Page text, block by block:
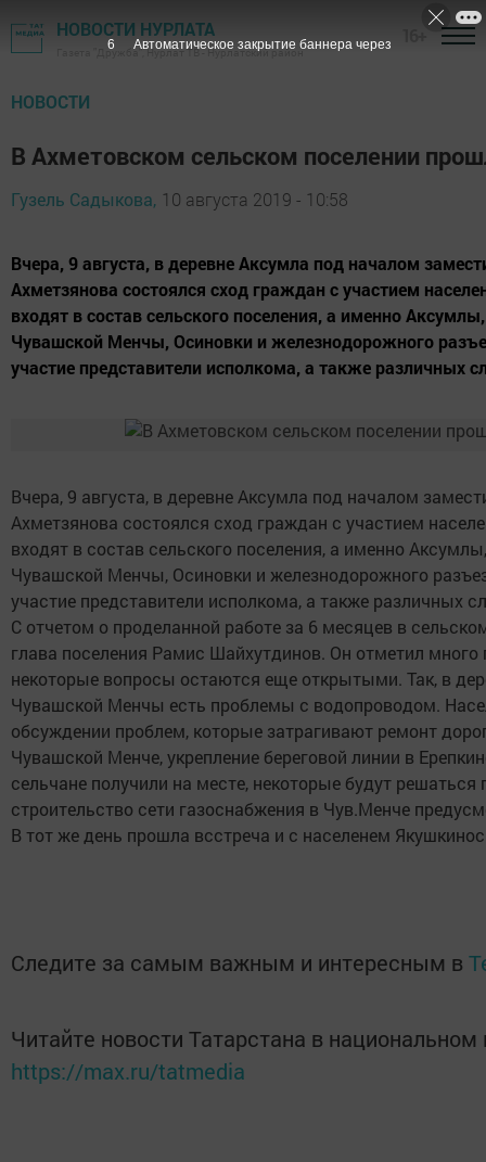
НОВОСТИ НУРЛАТА
Газета "Дружба", Нурлат ТВ - Нурлатский район
НОВОСТИ
В Ахметовском сельском поселении
Гузель Садыкова, 10 августа 2019 - 10:58
Вчера, 9 августа, в деревне Аксумла под началом
Ахметзянова состоялся сход граждан с участием
входят в состав сельского поселения, а именно
Чувашской Менчы, Осиновки и железнодорожного
участие представители исполкома, а также различных
Вчера, 9 августа, в деревне Аксумла под началом
Ахметзянова состоялся сход граждан с участием
входят в состав сельского поселения, а именно
Чувашской Менчы, Осиновки и железнодорожного
участие представители исполкома, а также различных
С отчетом о проделанной работе за 6 месяцев в
глава поселения Рамис Шайхутдинов. Он отметил
некоторые вопросы остаются еще открытыми. Так, в
Чувашской Менчы есть проблемы с водопроводом.
обсуждении проблем, которые затрагивают ремонт
Чувашской Менче, укрепление береговой линии в
сельчане получили на месте, некоторые будут
строительство сети газоснабжения в Чув.Менче
В тот же день прошла всстреча и с населенем
Следите за самым важным и интересным в
Читайте новости Татарстана в
https://max.ru/tatmedia
6 Автоматическое закрытие баннера через